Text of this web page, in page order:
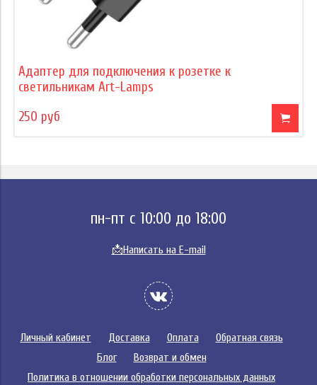
Адаптер для подключения к розетке к
светильникам Art-Lamps
250 руб
пн-пт с 10:00 до 18:00
📩Написать на E-mail
Личный кабинет Доставка Оплата
Обратная связь
Блог
Возврат и обмен
Политика в отношении обработки персональных данных